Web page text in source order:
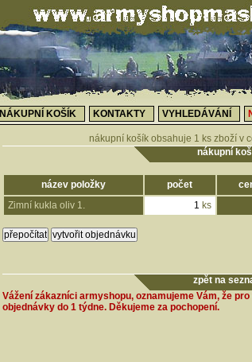
NÁKUPNÍ KOŠÍK KONTAKTY VYHLEDÁVÁNÍ
nákupní košík obsahuje 1 ks zboží v
nákupní
název položky počet
Zimní kukla oliv 1.
ks
zpět na
Vážení zákazníci armyshopu, oznamujeme Vám, že
objednávky do 1 týdne. Děkujeme za pochopení.